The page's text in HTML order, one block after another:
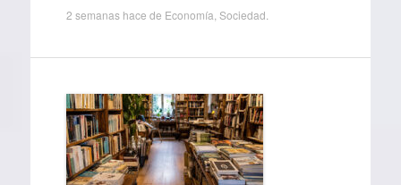
2 semanas hace de Economía Sociedad